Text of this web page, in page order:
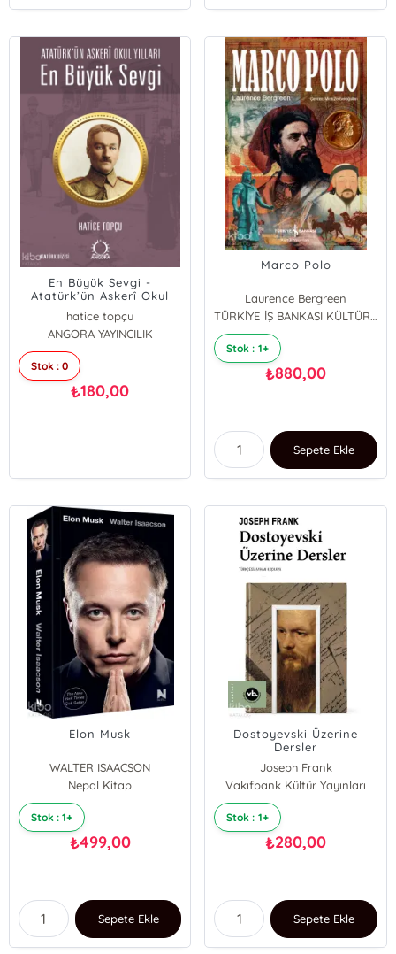
En Büyük Sevgi -
Atatürk’ün Askerî Okul
hatice topçu
ANGORA YAYINCILIK
Stok : 0
₺180,00
Marco Polo
Laurence Bergreen
TÜRKİYE İŞ BANKASI KÜLTÜR YAYINLARI
Stok : 1+
₺880,00
Sepete Ekle
Elon Musk
WALTER ISAACSON
Nepal Kitap
Stok : 1+
₺499,00
Sepete Ekle
Dostoyevski Üzerine
Dersler
Joseph Frank
Vakıfbank Kültür Yayınları
Stok : 1+
₺280,00
Sepete Ekle